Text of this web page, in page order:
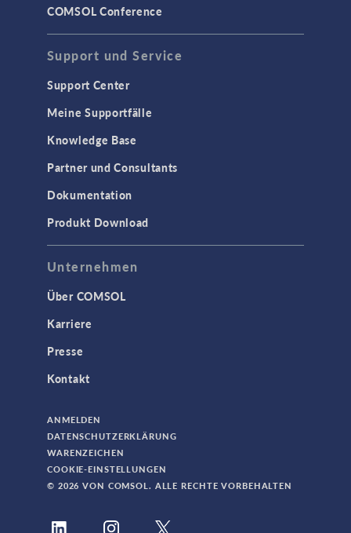
COMSOL Conference
Support und Service
Support Center
Meine Supportfälle
Knowledge Base
Partner und Consultants
Dokumentation
Produkt Download
Unternehmen
Über COMSOL
Karriere
Presse
Kontakt
ANMELDEN
DATENSCHUTZERKLÄRUNG
WARENZEICHEN
COOKIE-EINSTELLUNGEN
© 2026 VON COMSOL. ALLE RECHTE VORBEHALTEN